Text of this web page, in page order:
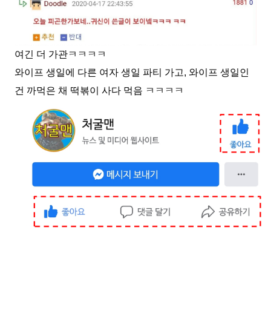
여긴 더 가관ㅋㅋㅋㅋ
와이프 생일에 다른 여자 생일 파티 가고, 와이프 생일인
건 까먹은 채 떡볶이 사다 먹음 ㅋㅋㅋㅋ
[자동 광고 영역]
스킵을 원하시면 우측 상단 X를 눌러주세요.
감사합니다.